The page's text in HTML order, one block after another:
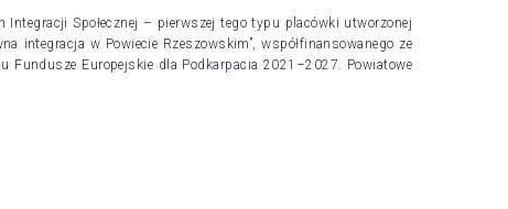
Społecznej – pierwszej tego typu placówki utworzonej
integracja w Powiecie Rzeszowskim”, współfinansowanego ze
Fundusze Europejskie dla Podkarpacia 2021–2027. Powiatowe